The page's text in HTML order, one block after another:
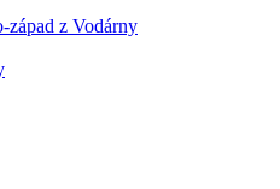
západ z Vodárny